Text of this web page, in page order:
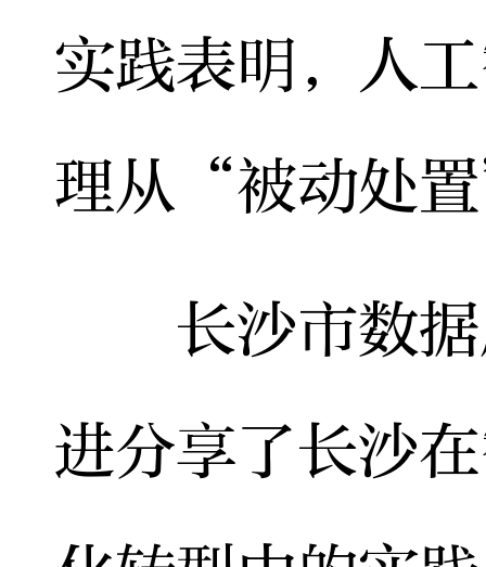
实践表明，人
理从“被动处
长沙市数据
进分享了长沙